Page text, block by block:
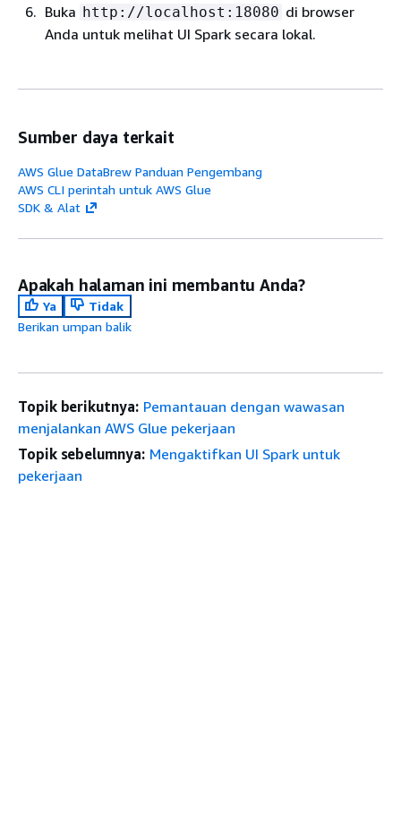
Buka http://localhost:18080 di browser
Anda untuk melihat UI Spark secara lokal.
Sumber daya terkait
AWS Glue DataBrew Panduan Pengembang
AWS CLI perintah untuk AWS Glue
SDK & Alat
Apakah halaman ini membantu Anda?
Ya
Tidak
Berikan umpan balik
Topik berikutnya: Pemantauan dengan wawasan
menjalankan AWS Glue pekerjaan
Topik sebelumnya: Mengaktifkan UI Spark untuk
pekerjaan